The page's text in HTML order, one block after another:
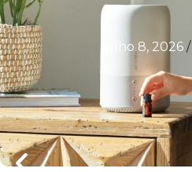
julho 8, 2026 /